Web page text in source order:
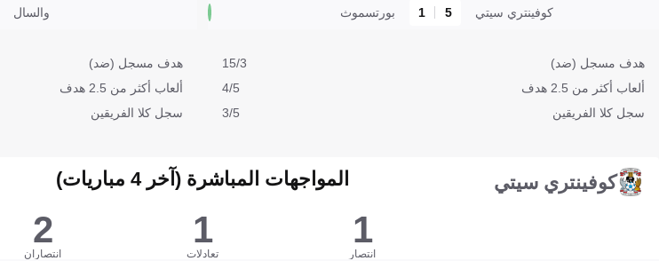
كوفينتري سيتي 5
1 بورتسموث
هدف مسجل (ضد)
15/3
ألعاب أكثر من 2.5 هدف
4/5
سجل كلا الفريقين
3/5
والسال
هدف مسجل (ضد)
ألعاب أكثر من 2.5 هدف
سجل كلا الفريقين
كوفينتري سيتي المواجهات المباشرة (آخر 4 مباريات)
1
انتصار
1
تعادلات
2
انتصاران